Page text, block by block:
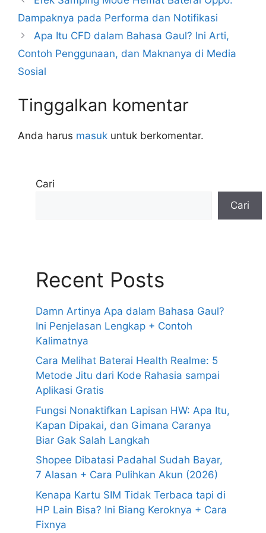
Dampaknya pada Performa dan Notifikasi
Apa Itu CFD dalam Bahasa Gaul? Ini Arti,
Contoh Penggunaan, dan Maknanya di Media
Sosial
Tinggalkan komentar
Anda harus masuk untuk berkomentar.
Cari
Cari
Recent Posts
Damn Artinya Apa dalam Bahasa Gaul?
Ini Penjelasan Lengkap + Contoh
Kalimatnya
Cara Melihat Baterai Health Realme: 5
Metode Jitu dari Kode Rahasia sampai
Aplikasi Gratis
Fungsi Nonaktifkan Lapisan HW: Apa Itu,
Kapan Dipakai, dan Gimana Caranya
Biar Gak Salah Langkah
Shopee Dibatasi Padahal Sudah Bayar,
7 Alasan + Cara Pulihkan Akun (2026)
Kenapa Kartu SIM Tidak Terbaca tapi di
HP Lain Bisa? Ini Biang Keroknya + Cara
Fixnya